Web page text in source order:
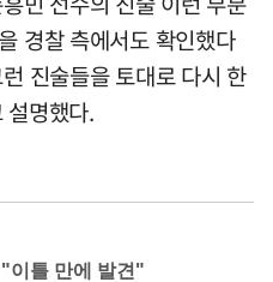
경찰 측에서도 확인했다
진술들을 토대로 다시 한
명했다.
이틀 만에 발견"